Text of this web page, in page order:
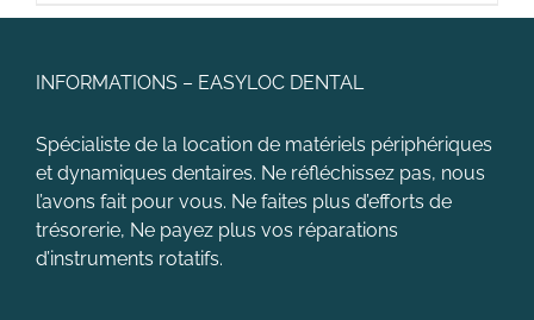
INFORMATIONS – EASYLOC DENTAL
Spécialiste de la location de matériels périphériques
et dynamiques dentaires. Ne réfléchissez pas, nous
l’avons fait pour vous. Ne faites plus d’efforts de
trésorerie, Ne payez plus vos réparations
d’instruments rotatifs.